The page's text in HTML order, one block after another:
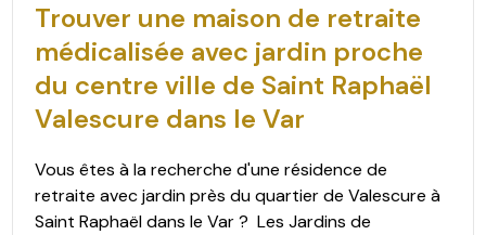
Trouver une maison de retraite
médicalisée avec jardin proche
du centre ville de Saint Raphaël
Valescure dans le Var
Vous êtes à la recherche d'une résidence de
retraite avec jardin près du quartier de Valescure à
Saint Raphaël dans le Var ? Les Jardins de